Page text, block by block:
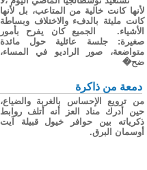
لأنها كانت خالية من المتاعب، بل لأنها
كانت مليئة بالدفء والاختلاف وبساطة
الأشياء. الجميع كان يفرح بأمور
صغيرة: جلسة عائلية حول مائدة
متواضعة، صور الراديو في المساء،
ضح�
دمعة من ذاكرة
من ترويع الإحساس بالغربة والضياع،
حين أدرك مناد العز أنه أتلف روابط
ذكرياته بين حوافر خيول قبيلة آيت
أوسمان البرق.